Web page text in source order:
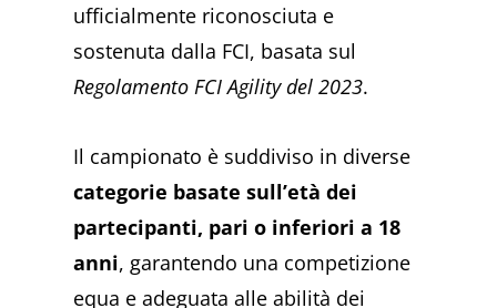
ufficialmente riconosciuta e
sostenuta dalla FCI, basata sul
Regolamento FCI Agility del 2023.
Il campionato è suddiviso in diverse
categorie basate sull’età dei
partecipanti, pari o inferiori a 18
anni, garantendo una competizione
equa e adeguata alle abilità dei